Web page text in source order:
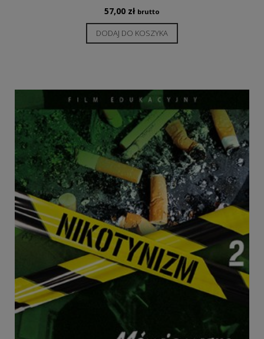
57,00 zł brutto
DODAJ DO KOSZYKA